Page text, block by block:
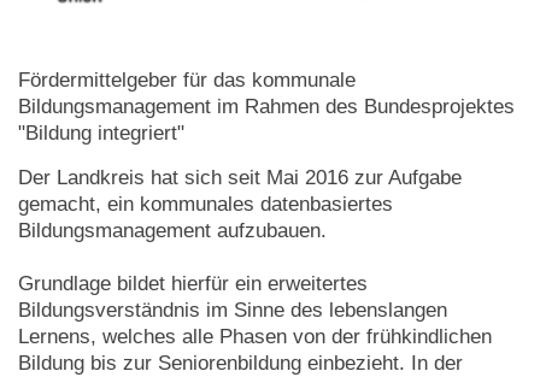
Fördermittelgeber für das kommunale
Bildungsmanagement im Rahmen des Bundesprojektes
"Bildung integriert"
Der Landkreis hat sich seit Mai 2016 zur Aufgabe
gemacht, ein kommunales datenbasiertes
Bildungsmanagement aufzubauen.
Grundlage bildet hierfür ein erweitertes
Bildungsverständnis im Sinne des lebenslangen
Lernens, welches alle Phasen von der frühkindlichen
Bildung bis zur Seniorenbildung einbezieht. In der